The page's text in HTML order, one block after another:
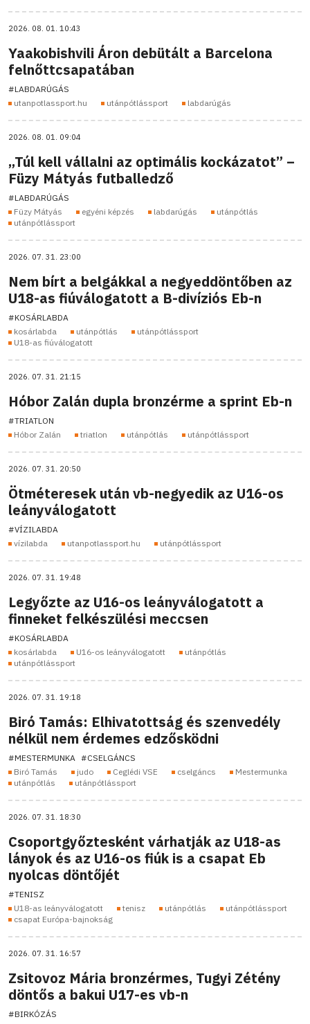
2026. 08. 01. 10:43
Yaakobishvili Áron debütált a Barcelona
felnőttcsapatában
#LABDARÚGÁS
utanpotlassport.hu
utánpótlássport labdarúgás
2026. 08. 01. 09:04
„Túl kell vállalni az optimális kockázatot” –
Füzy Mátyás futballedző
#LABDARÚGÁS
Füzy Mátyás
egyéni képzés labdarúgás
utánpótlás
utánpótlássport
2026. 07. 31. 23:00
Nem bírt a belgákkal a negyeddöntőben az
U18-as fiúválogatott a B-divíziós Eb-n
#KOSÁRLABDA
kosárlabda
utánpótlás
utánpótlássport
U18-as fiúválogatott
2026. 07. 31. 21:15
Hóbor Zalán dupla bronzérme a sprint Eb-n
#TRIATLON
Hóbor Zalán
triatlon utánpótlás utánpótlássport
2026. 07. 31. 20:50
Ötméteresek után vb-negyedik az U16-os
leányválogatott
#VÍZILABDA
vízilabda
utanpotlassport.hu utánpótlássport
2026. 07. 31. 19:48
Legyőzte az U16-os leányválogatott a
finneket felkészülési meccsen
#KOSÁRLABDA
kosárlabda
U16-os leányválogatott
utánpótlás
utánpótlássport
2026. 07. 31. 19:18
Biró Tamás: Elhivatottság és szenvedély
nélkül nem érdemes edzősködni
#MESTERMUNKA #CSELGÁNCS
Biró Tamás
judo Ceglédi VSE cselgáncs
Mestermunka
utánpótlás
utánpótlássport
2026. 07. 31. 18:30
Csoportgyőztesként várhatják az U18-as
lányok és az U16-os fiúk is a csapat Eb
nyolcas döntőjét
#TENISZ
U18-as leányválogatott
tenisz utánpótlás
utánpótlássport
csapat Európa-bajnokság
2026. 07. 31. 16:57
Zsitovoz Mária bronzérmes, Tugyi Zétény
döntős a bakui U17-es vb-n
#BIRKÓZÁS